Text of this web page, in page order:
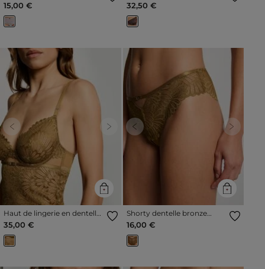
15,00 € 32,50 €
Previous Next
Haut de lingerie en dentelle
bronze femme
35,00 €
Previous Next
Shorty dentelle bronze
16,00 €